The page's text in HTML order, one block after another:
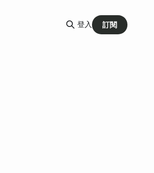
登入 訂閱